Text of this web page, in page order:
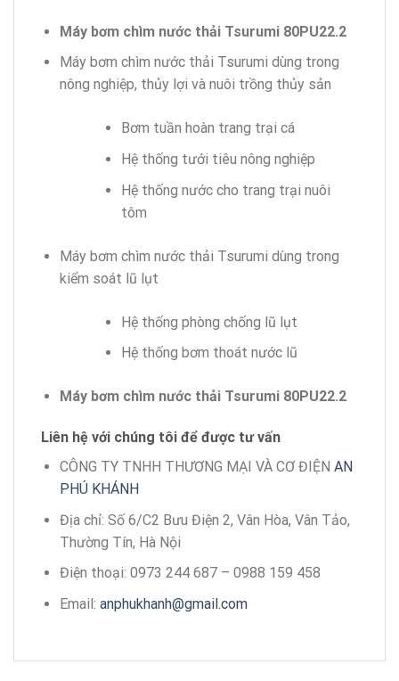
Máy bơm chìm nước thải Tsurumi 80PU22.2
Máy bơm chìm nước thải Tsurumi dùng trong
nông nghiệp, thủy lợi và nuôi trồng thủy sản
Bơm tuần hoàn trang trại cá
Hệ thống tưới tiêu nông nghiệp
Hệ thống nước cho trang trại nuôi
tôm
Máy bơm chìm nước thải Tsurumi dùng trong
kiểm soát lũ lụt
Hệ thống phòng chống lũ lụt
Hệ thống bơm thoát nước lũ
Máy bơm chìm nước thải Tsurumi 80PU22.2
Liên hệ với chúng tôi để được tư vấn
CÔNG TY TNHH THƯƠNG MẠI VÀ CƠ ĐIỆN AN
PHÚ KHÁNH
Địa chỉ: Số 6/C2 Bưu Điện 2, Vân Hòa, Vân Tảo,
Thường Tín, Hà Nội
Điện thoại: 0973 244 687 – 0988 159 458
Email: anphukhanh@gmail.com